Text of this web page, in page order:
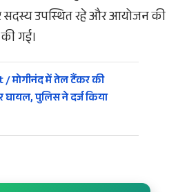
सदस्य उपस्थित रहे और आयोजन की
गई।
/ मोगीनंद में तेल टैंकर की
पुलिस ने दर्ज किया